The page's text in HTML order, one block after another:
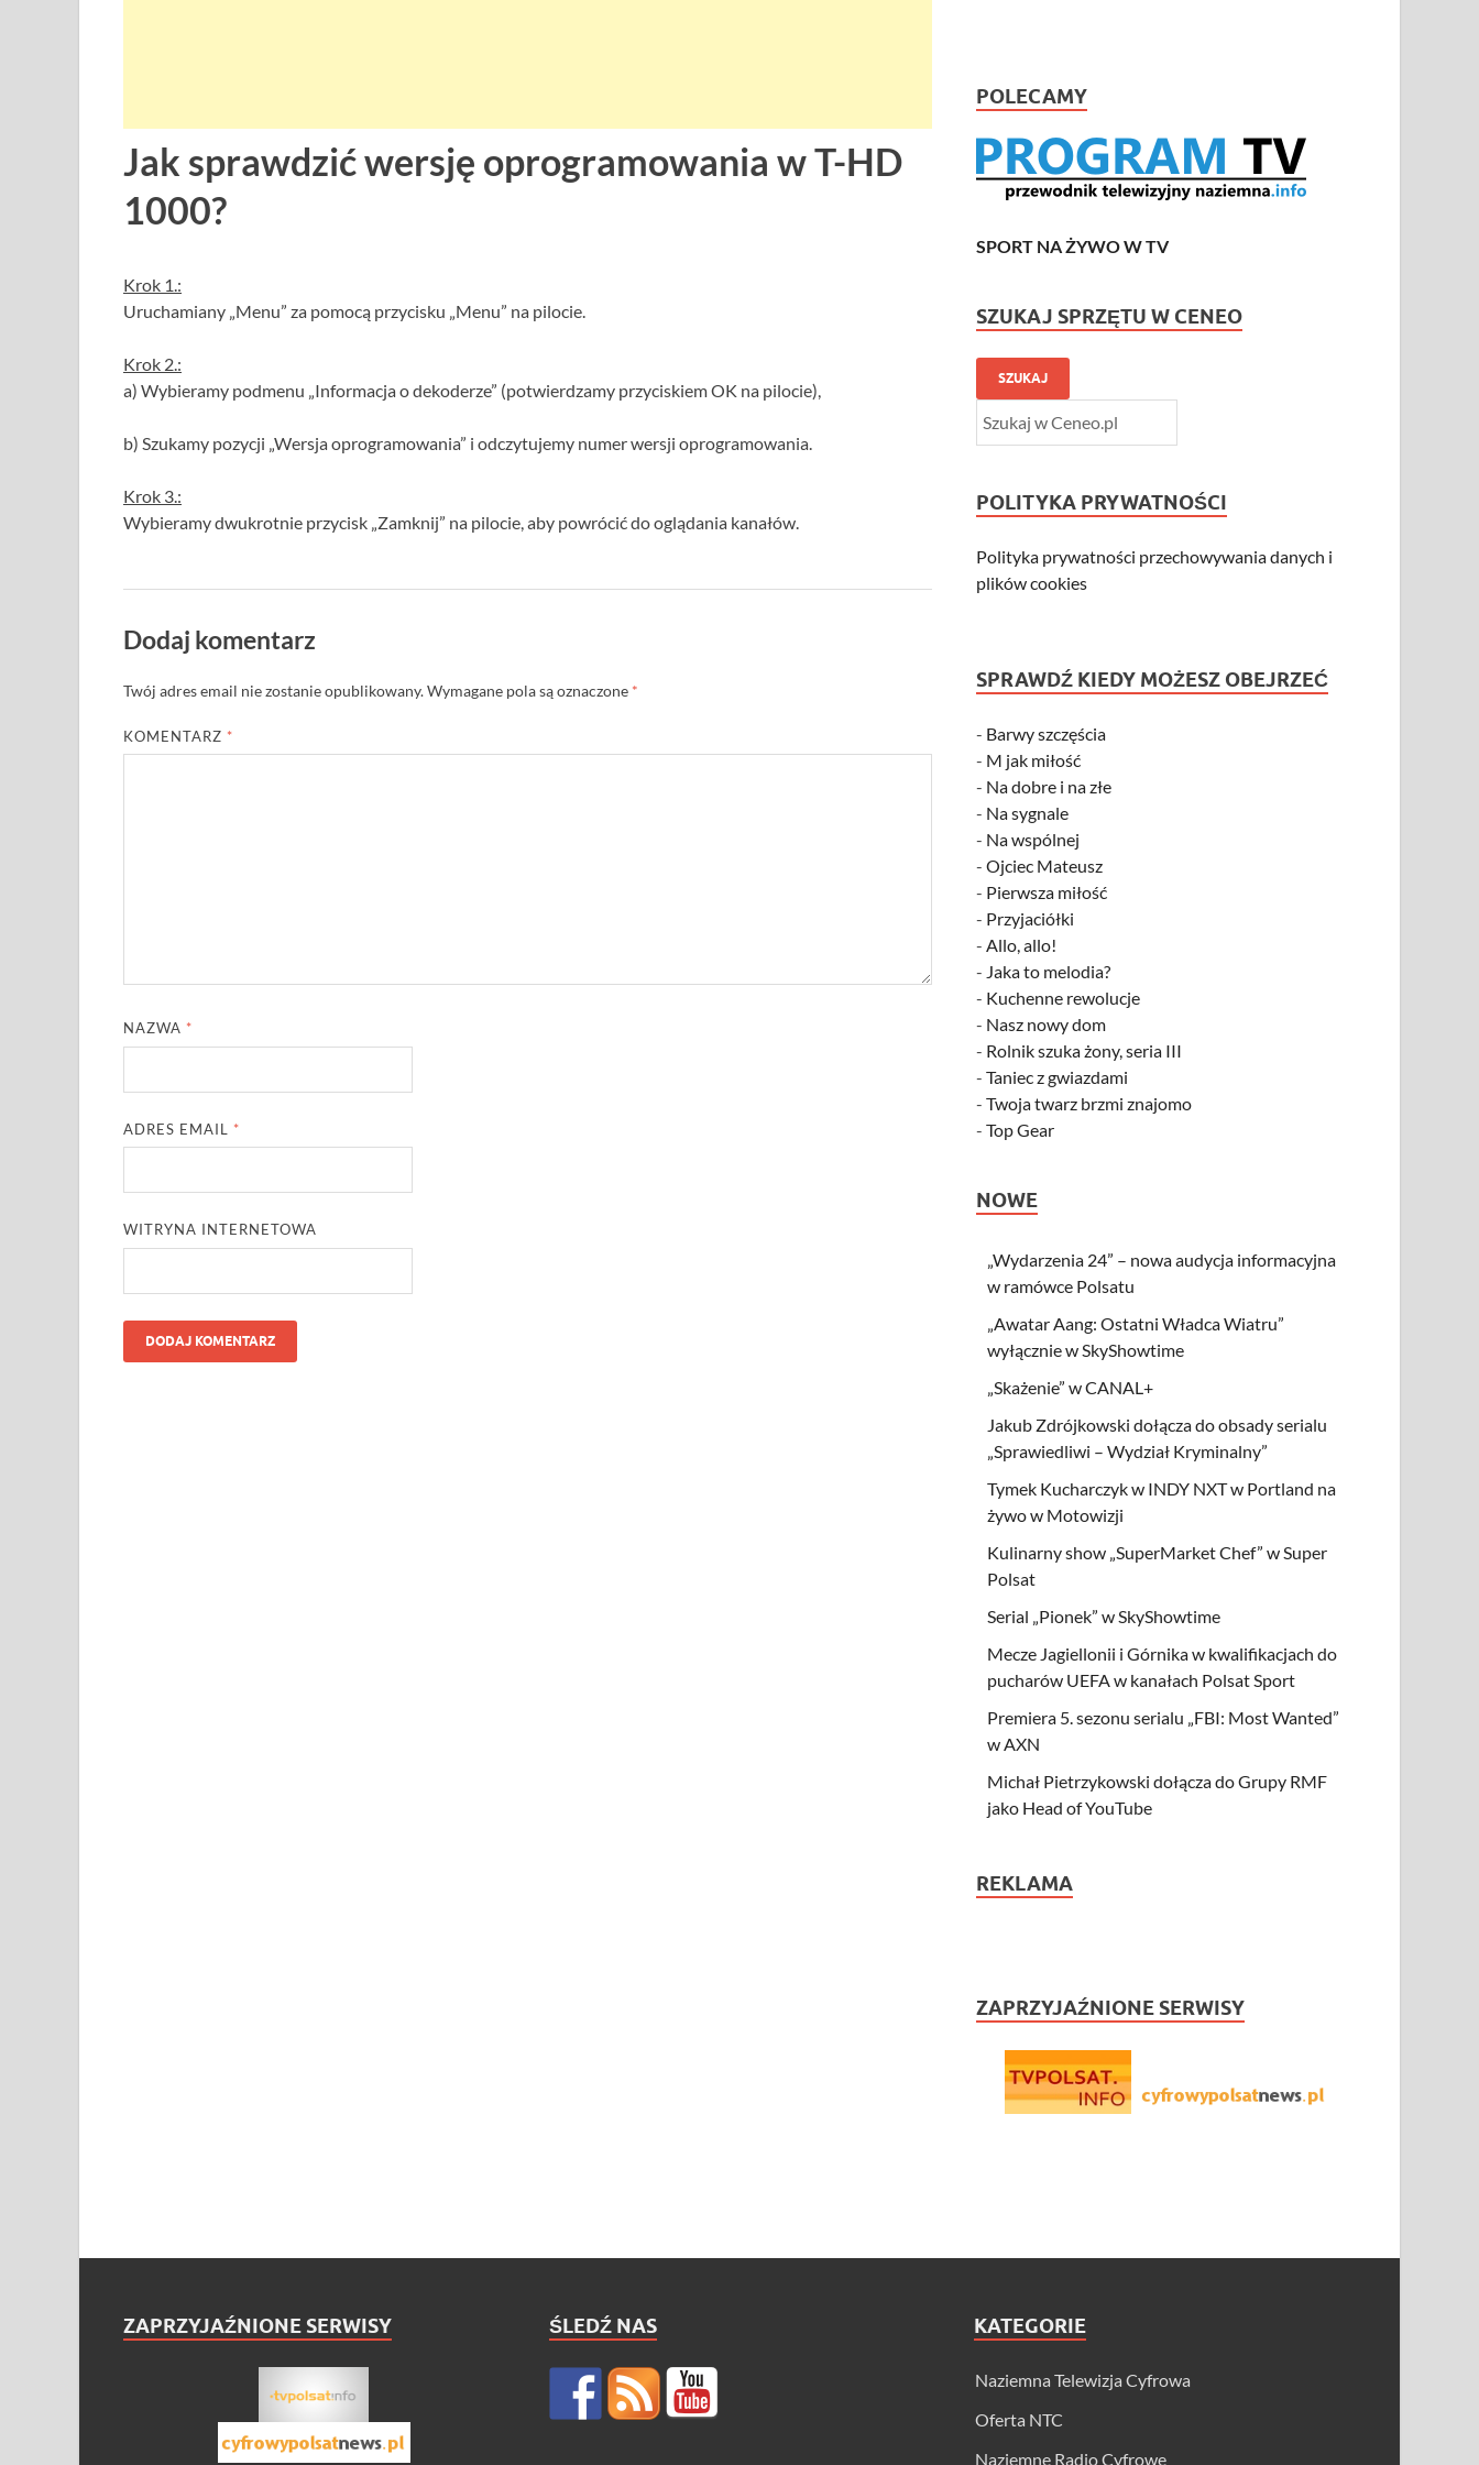
Jak sprawdzić wersję oprogramowania w T-HD
1000?
Krok 1.:
Uruchamiany „Menu” za pomocą przycisku „Menu” na pilocie.
Krok 2.:
a) Wybieramy podmenu „Informacja o dekoderze” (potwierdzamy przyciskiem OK na pilocie),
b) Szukamy pozycji „Wersja oprogramowania” i odczytujemy numer wersji oprogramowania.
Krok 3.:
Wybieramy dwukrotnie przycisk „Zamknij” na pilocie, aby powrócić do oglądania kanałów.
Dodaj komentarz
Twój adres email nie zostanie opublikowany.Wymagane pola są oznaczone *
KOMENTARZ *
NAZWA *
ADRES EMAIL *
WITRYNA INTERNETOWA
POLECAMY
SPORT NA ŻYWO W TV
SZUKAJ SPRZĘTU W CENEO
SZUKAJ
POLITYKA PRYWATNOŚCI
Polityka prywatności przechowywania danych i
plików cookies
SPRAWDŹ KIEDY MOŻESZ OBEJRZEĆ
- Barwy szczęścia
- M jak miłość
- Na dobre i na złe
- Na sygnale
- Na wspólnej
-Ojciec Mateusz
- Pierwsza miłość
- Przyjaciółki
-Allo, allo!
- Jaka to melodia?
- Kuchenne rewolucje
- Nasz nowy dom
- Rolnik szuka żony, seria III
-Taniec z gwiazdami
-Twoja twarz brzmi znajomo
-Top Gear
NOWE
„Wydarzenia 24” – nowa audycja informacyjna
w ramówce Polsatu
„Awatar Aang: Ostatni Władca Wiatru”
wyłącznie w SkyShowtime
„Skażenie” w CANAL+
Jakub Zdrójkowski dołącza do obsady serialu
„Sprawiedliwi – Wydział Kryminalny”
Tymek Kucharczyk w INDY NXT w Portland na
żywo w Motowizji
Kulinarny show „SuperMarket Chef” w Super
Polsat
Serial „Pionek” w SkyShowtime
Mecze Jagiellonii i Górnika w kwalifikacjach do
pucharów UEFA w kanałach Polsat Sport
Premiera 5. sezonu serialu „FBI: Most Wanted”
w AXN
Michał Pietrzykowski dołącza do Grupy RMF
jako Head of YouTube
REKLAMA
ZAPRZYJAŹNIONE SERWISY
ZAPRZYJAŹNIONE SERWISY ŚLEDŹ NAS KATEGORIE
Naziemna Telewizja Cyfrowa
Oferta NTC
Naziemne Radio Cyfrowe